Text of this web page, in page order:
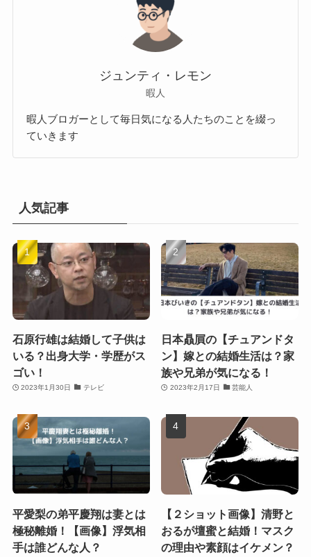
ジュンティ・レモン
暇人
暇人ブロガーとして毎日気になる人たちのことを綴っ
ていきます
人気記事
石原行雄は結婚して子供は
いる？出身大学・学歴がス
ゴい！
2023年1月30日 テレビ
日本贔屓の【チュアンドタ
ン】嫁との結婚生活は？家
族や兄弟が気になる！
2023年2月17日 芸能人
平愛梨の弟平慶翔は妻とは
極秘離婚！【画像】浮気相
手は誰どんな人？
【２ショット画像】清野と
おるが壇蜜と結婚！マスク
の理由や素顔はイケメン？